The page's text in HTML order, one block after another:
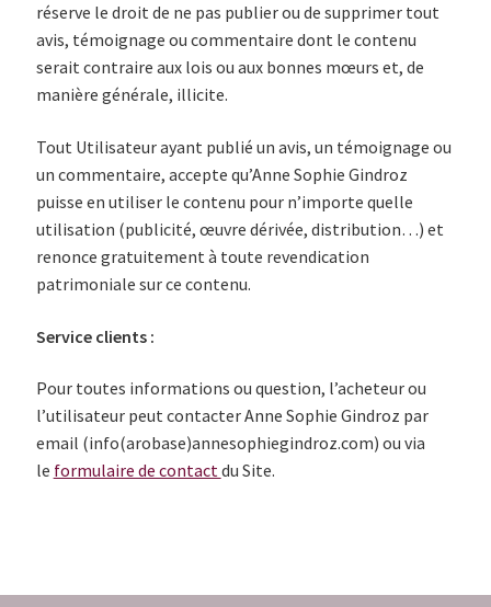
réserve le droit de ne pas publier ou de supprimer tout
avis, témoignage ou commentaire dont le contenu
serait contraire aux lois ou aux bonnes mœurs et, de
manière générale, illicite.
Tout Utilisateur ayant publié un avis, un témoignage ou
un commentaire, accepte qu’Anne Sophie Gindroz
puisse en utiliser le contenu pour n’importe quelle
utilisation (publicité, œuvre dérivée, distribution…) et
renonce gratuitement à toute revendication
patrimoniale sur ce contenu.
Service clients :
Pour toutes informations ou question, l’acheteur ou
l’utilisateur peut contacter Anne Sophie Gindroz par
email (info(arobase)annesophiegindroz.com) ou via
le formulaire de contactdu Site.